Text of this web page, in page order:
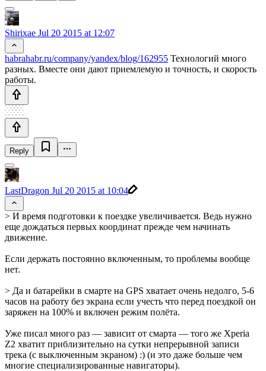
Shirixae Jul 20 2015 at 12:07
habrahabr.ru/company/yandex/blog/162955 Технологий много
разных. Вместе они дают приемлемую и точность, и скорость
работы.
Reply
LastDragon Jul 20 2015 at 10:04
> И время подготовки к поездке увеличивается. Ведь нужно
еще дождаться первых координат прежде чем начинать
движение.
Если держать постоянно включенным, то проблемы вообще
нет.
> Да и батарейки в смарте на GPS хватает очень недолго, 5-6
часов на работу без экрана если учесть что перед поездкой он
заряжен на 100% и включен режим полёта.
Уже писал много раз — зависит от смарта — того же Xperia
Z2 хватит приблизительно на сутки непрерывной записи
трека (с выключенным экраном) :) (и это даже больше чем
многие специализированные навигаторы).